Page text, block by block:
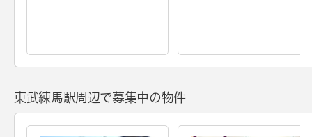
東武練馬駅周辺で募集中の物件